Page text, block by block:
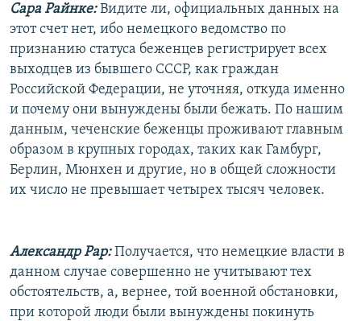
Сара Райнке:Видите ли, официальных данных на
этот счет нет, ибо немецкого ведомство по
признанию статуса беженцев регистрирует всех
выходцев из бывшего СССР, как граждан
Российской Федерации, не уточняя, откуда именно
и почему они вынуждены были бежать. По нашим
данным, чеченские беженцы проживают главным
образом в крупных городах, таких как Гамбург,
Берлин, Мюнхен и другие, но в общей сложности
их число не превышает четырех тысяч человек.
Александр Рар:Получается, что немецкие власти в
данном случае совершенно не учитывают тех
обстоятельств, а, вернее, той военной обстановки,
при которой люди были вынуждены покинуть